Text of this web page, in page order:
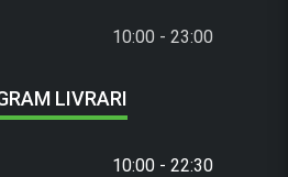
10:00 - 23:00
LIVRARI
10:00 - 22:30